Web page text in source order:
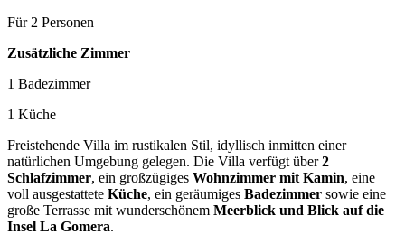
Für 2 Personen
Zusätzliche Zimmer
1 Badezimmer
1 Küche
Freistehende Villa im rustikalen Stil, idyllisch inmitten einer
natürlichen Umgebung gelegen. Die Villa verfügt über2
Schlafzimmer, ein großzügiges Wohnzimmer mit Kamin, eine
voll ausgestattete Küche, ein geräumiges Badezimmer sowie eine
große Terrasse mit wunderschönem Meerblick und Blick auf die
Insel La Gomera.